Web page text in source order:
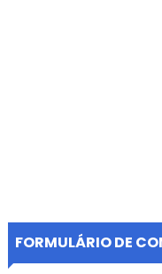
FORMULÁRIO DE